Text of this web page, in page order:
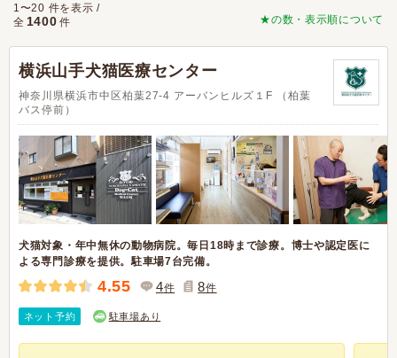
★の数・表示順について
1〜20 件を表示 /
全 1400 件
横浜山手犬猫医療センター
神奈川県横浜市中区柏葉27-4 アーバンヒルズ１F （柏葉
バス停前）
犬猫対象・年中無休の動物病院。毎日18時まで診療。博士や認定医に
よる専門診療を提供。駐車場7台完備。
4.55 4件 8件
ネット予約 駐車場あり